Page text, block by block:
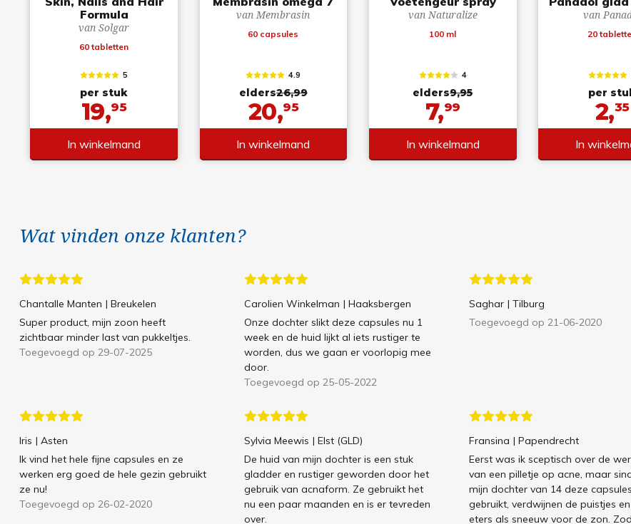
Formula
van Solgar
60 tabletten
5
per stuk
19,95
In winkelmand
van Membrasin
60 capsules
4.9
elders26,99
20,95
In winkelmand
van Naturalize
100 ml
4
elders9,95
7,99
In winkelmand
van
20
per
2,35
In
Wat vinden onze klanten?
Chantalle Manten | Breukelen
Super product, mijn zoon heeft
zichtbaar minder last van pukkeltjes.
Toegevoegd op 29-07-2025
Carolien Winkelman | Haaksbergen
Onze dochter slikt deze capsules nu 1
week en de huid lijkt al iets rustiger te
worden, dus we gaan er voorlopig mee
door.
Toegevoegd op 25-05-2022
Saghar | Tilburg
Toegevoegd op 21-06-2020
Iris | Asten
Ik vind het hele fijne capsules en ze
werken erg goed de hele gezin gebruikt
ze nu!
Toegevoegd op 26-02-2020
Sylvia Meewis | Elst (GLD)
De huid van mijn dochter is een stuk
gladder en rustiger geworden door het
gebruik van acnaform. Ze gebruikt het
nu een paar maanden en is er tevreden
over.
Fransina | Papendrecht
Eerst was ik sceptisch over de
van een pilletje op acne, maar
mijn dochter van 14 deze capsules
gebruikt, verdwijnen de puistjes
eters als sneeuw voor de zon.